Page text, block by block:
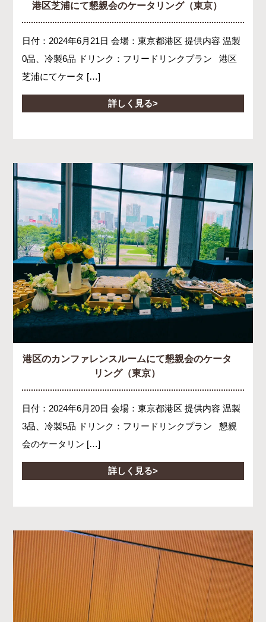
港区芝浦にて懇親会のケータリング（東京）
日付：2024年6月21日 会場：東京都港区 提供内容 温製
0品、冷製6品 ドリンク：フリードリンクプラン 港区
芝浦にてケータ […]
詳しく見る
港区のカンファレンスルームにて懇親会のケータ
リング（東京）
日付：2024年6月20日 会場：東京都港区 提供内容 温製
3品、冷製5品 ドリンク：フリードリンクプラン 懇親
会のケータリン […]
詳しく見る